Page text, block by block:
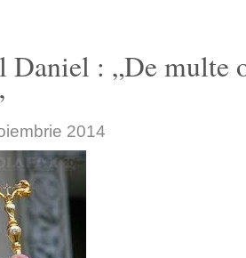
Daniel : „De multe
2014